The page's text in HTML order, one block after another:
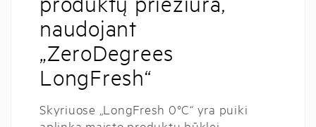
naudojant
„ZeroDegrees
LongFresh“
Skyriuose „LongFresh 0°C“ yra puiki